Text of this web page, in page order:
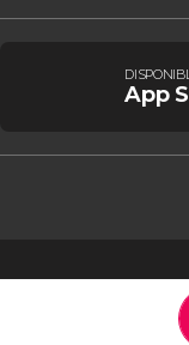
App
Condiciones